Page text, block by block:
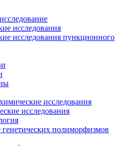
исследования
исследования пункционного
исследования
исследования
генетических полиморфизмов